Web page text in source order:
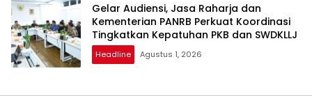
Gelar Audiensi, Jasa Raharja dan
Kementerian PANRB Perkuat Koordinasi
Tingkatkan Kepatuhan PKB dan SWDKLLJ
Headline Agustus 1, 2026